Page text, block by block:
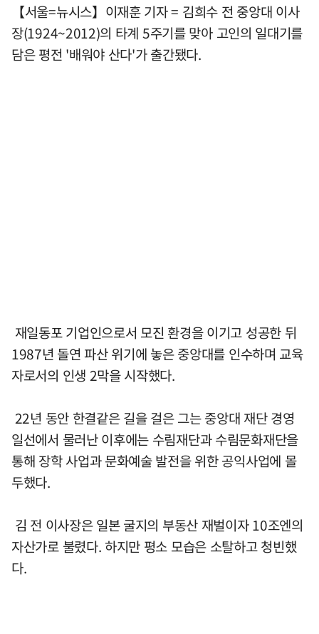
【서울=뉴시스】이재훈 기자 = 김희수 전 중앙대 이사
장(1924~2012)의 타계 5주기를 맞아 고인의 일대기를
담은 평전 '배워야 산다'가 출간됐다.
재일동포 기업인으로서 모진 환경을 이기고 성공한 뒤
1987년 돌연 파산 위기에 놓은 중앙대를 인수하며 교육
자로서의 인생 2막을 시작했다.
22년 동안 한결같은 길을 걸은 그는 중앙대 재단 경영
일선에서 물러난 이후에는 수림재단과 수림문화재단을
통해 장학 사업과 문화예술 발전을 위한 공익사업에 몰
두했다.
김 전 이사장은 일본 굴지의 부동산 재벌이자 10조엔의
자산가로 불렸다. 하지만 평소 모습은 소탈하고 청빈했
다.